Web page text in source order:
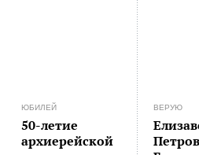
ЮБИЛЕЙ
50-летие
архиерейской
ВЕРУЮ